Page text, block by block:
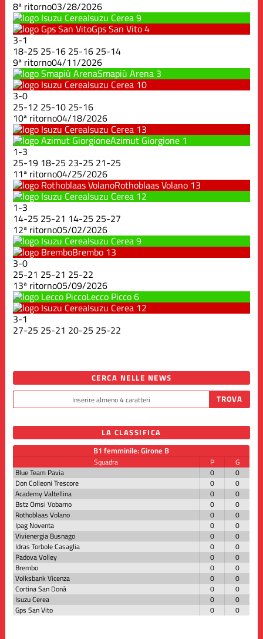
8ª ritorno03/28/2026
Isuzu Cerea9
Gps San Vito4
3-1
18-25 25-16 25-16 25-14
9ª ritorno04/11/2026
Smapiù Arena 3
Isuzu Cerea 10
3-0
25-12 25-10 25-16
10ª ritorno04/18/2026
Isuzu Cerea 13
Azimut Giorgione 1
1-3
25-19 18-25 23-25 21-25
11ª ritorno04/25/2026
Rothoblaas Volano 13
Isuzu Cerea 12
1-3
14-25 25-21 14-25 25-27
12ª ritorno05/02/2026
Isuzu Cerea9
Brembo 13
3-0
25-21 25-21 25-22
13ª ritorno05/09/2026
Lecco Picco6
Isuzu Cerea 12
3-1
27-25 25-21 20-25 25-22
CERCA NELLE NEWS
LA CLASSIFICA
B1 femminile: Girone B
Squadra P
G
Blue Team Pavia
0
0
Don Colleoni Trescore
0
0
Academy Valtellina
0
0
Bstz Omsi Vobarno
0
0
Rothoblaas Volano
0
0
Ipag Noventa
0
0
Vivienergia Busnago
0
0
Idras Torbole Casaglia
0
0
Padova Volley
0
0
Brembo
0
0
Volksbank Vicenza
0
0
Cortina San Donà
0
0
Isuzu Cerea
0
0
Gps San Vito
0 0